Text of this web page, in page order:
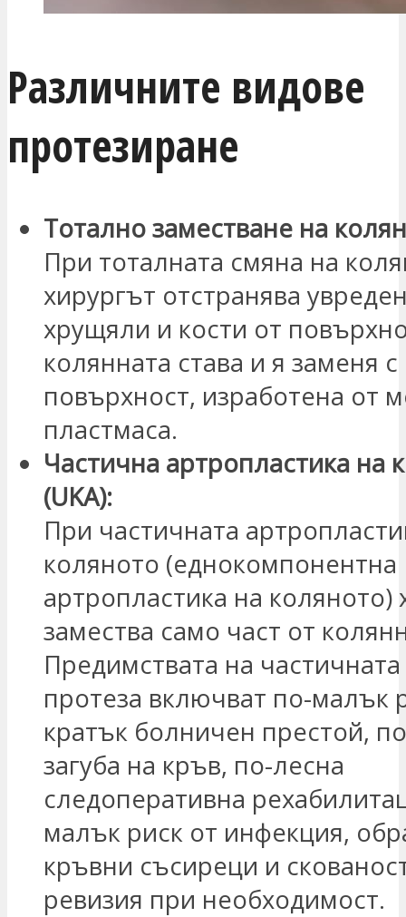
Различните видове
протезиране
Тотално заместване на
При тоталната смяна на
хирургът отстранява
хрущяли и кости от
колянната става и я заменя с
повърхност, изработена от
пластмаса.
Частична артропластика на
(UKA):
При частичната
коляното (еднокомпонентна
артропластика на коляното)
замества само част от
Предимствата на
протеза включват по-малък
кратък болничен престой,
загуба на кръв, по-лесна
следоперативна
малък риск от инфекция,
кръвни съсиреци и
ревизия при необходимост.